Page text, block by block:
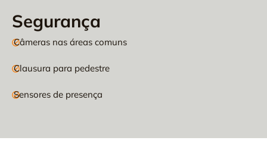
Segurança
Câmeras nas áreas comuns
Clausura para pedestre
Sensores de presença